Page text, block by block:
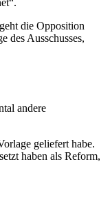
die Opposition
des Ausschusses,
andere
geliefert habe.
haben als Reform,